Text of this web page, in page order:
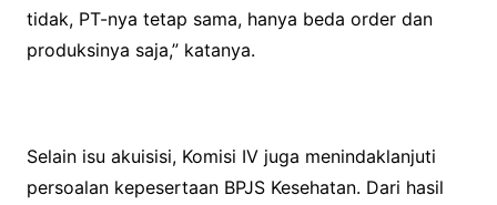
tidak, PT-nya tetap sama, hanya beda order dan
produksinya saja,” katanya.
Selain isu akuisisi, Komisi IV juga menindaklanjuti
persoalan kepesertaan BPJS Kesehatan. Dari hasil